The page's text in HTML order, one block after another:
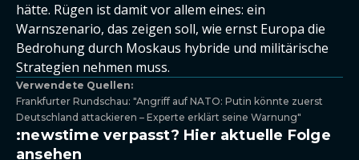
hätte. Rügen ist damit vor allem eines: ein
Warnszenario, das zeigen soll, wie ernst Europa die
Bedrohung durch Moskaus hybride und militärische
Strategien nehmen muss.
Verwendete Quellen:
Frankfurter Rundschau: "Angriff auf NATO: Putin könnte zuerst
Deutschland attackieren – Experte erklärt seine Warnung"
:newstime verpasst? Hier aktuelle Folge
ansehen